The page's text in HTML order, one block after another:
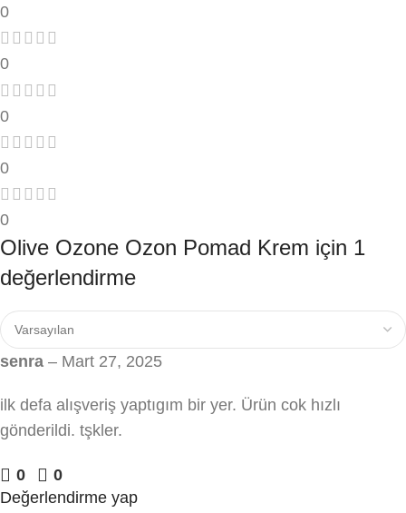
0
0
0
0
0
Olive Ozone Ozon Pomad Krem için 1
değerlendirme
senra – Mart 27, 2025
ilk defa alışveriş yaptıgım bir yer. Ürün cok hızlı
gönderildi. tşkler.
0
0
Değerlendirme yap